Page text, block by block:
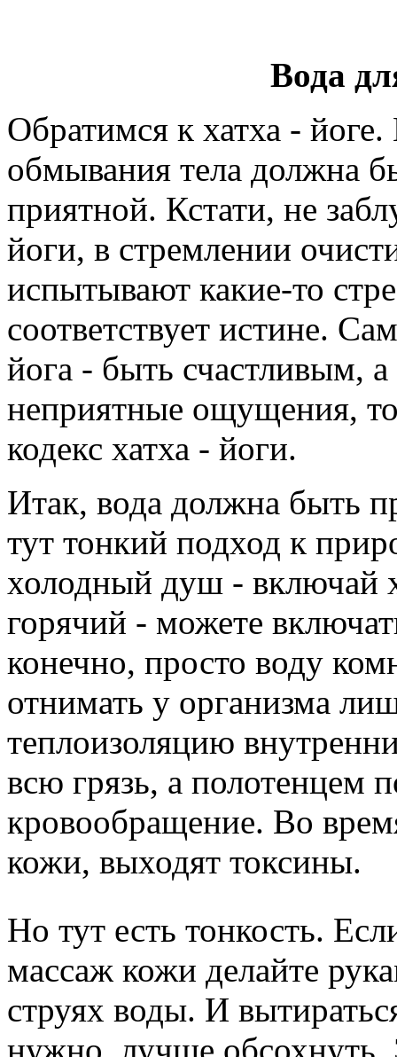
Вода
Обратимся к хатха -
обмывания тела должна
приятной. Кстати, не
йоги, в стремлении
испытывают какие-то
соответствует истине.
йога - быть счастливым,
неприятные ощущения,
кодекс хатха - йоги.
Итак, вода должна быть
тут тонкий подход к
холодный душ - включай
горячий - можете
конечно, просто воду
отнимать у организма
теплоизоляцию
всю грязь, а полотенцем
кровообращение. Во
кожи, выходят токсины.
Но тут есть тонкость.
массаж кожи делайте
струях воды. И
нужно, лучше обсохнуть.